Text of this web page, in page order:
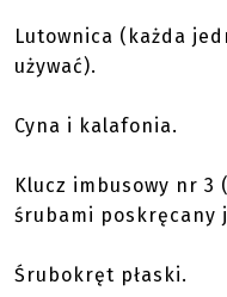
Lutownica (każda
używać).
Cyna i kalafonia.
Klucz imbusowy nr
śrubami poskręcany
Śrubokręt płaski.